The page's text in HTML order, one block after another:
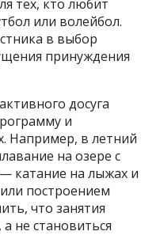
тех, кто любит
или волейбол.
в выбор
принуждения
досуга
и
Например, в летний
на озере с
катание на лыжах и
построением
что занятия
не становиться